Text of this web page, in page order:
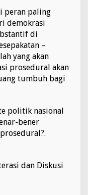
peran paling
demokrasi
di
–
yang akan
prosedural akan
tumbuh bagi
politik nasional
bener
dan Diskusi